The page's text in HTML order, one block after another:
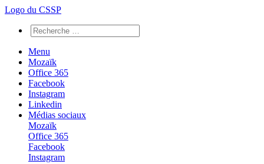
Logo du CSSP
Menu
Mozaïk
Office 365
Facebook
Instagram
Linkedin
Médias sociaux
Mozaïk
Office 365
Facebook
Instagram